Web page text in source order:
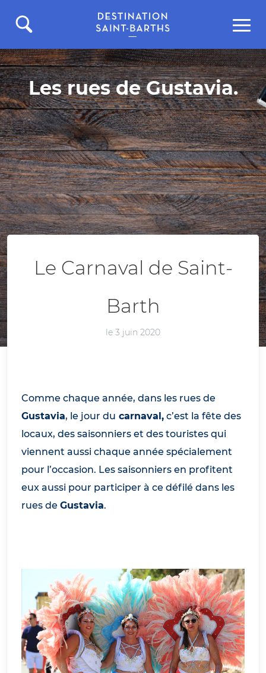
Les rues de Gustavia.
Le Carnaval de Saint-
Barth
le 3 juin 2020
Comme chaque année, dans les rues de
Gustavia, le jour du carnaval, c’est la fête des
locaux, des saisonniers et des touristes qui
viennent aussi chaque année spécialement
pour l’occasion. Les saisonniers en profitent
eux aussi pour participer à ce défilé dans les
rues de Gustavia.